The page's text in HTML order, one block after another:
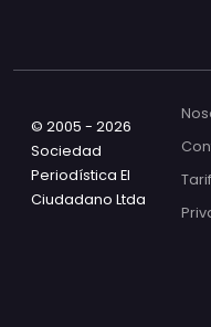
© 2005 - 2026
Sociedad
Periodística El
Ciudadano Ltda